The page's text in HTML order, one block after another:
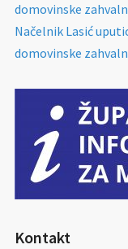
domovinske
Načelnik Lasić
domovinske
Kontakt